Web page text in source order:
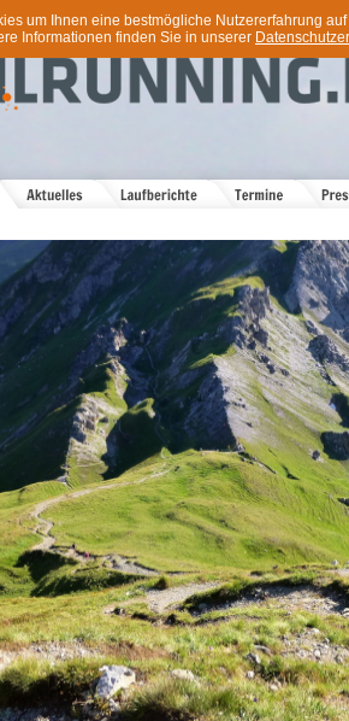
um Ihnen eine bestmögliche Nutzererfahrung
Informationen finden Sie in unserer